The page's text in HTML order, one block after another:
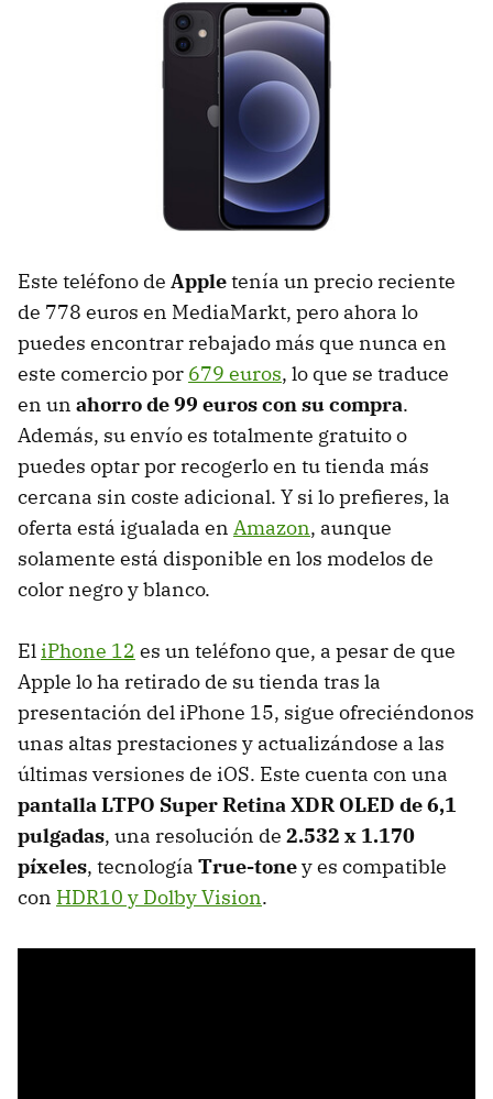
Este teléfono de Appletenía un precio reciente
de 778 euros en MediaMarkt, pero ahora lo
puedes encontrar rebajado más que nunca en
este comercio por 679 euros, lo que se traduce
en un ahorro de 99 euros con su compra.
Además, su envío es totalmente gratuito o
puedes optar por recogerlo en tu tienda más
cercana sin coste adicional. Y si lo prefieres, la
oferta está igualada en Amazon, aunque
solamente está disponible en los modelos de
color negro y blanco.
EliPhone 12 es un teléfono que, a pesar de que
Apple lo ha retirado de su tienda tras la
presentación del iPhone 15, sigue ofreciéndonos
unas altas prestaciones y actualizándose a las
últimas versiones de iOS. Este cuenta con una
pantalla LTPO Super Retina XDR OLED de 6,1
pulgadas, una resolución de 2.532 x 1.170
píxeles, tecnología True-toney es compatible
con HDR10 y Dolby Vision.